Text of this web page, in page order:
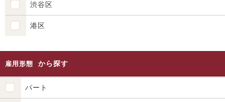
渋谷区
港区
雇用形態 から探す
パート